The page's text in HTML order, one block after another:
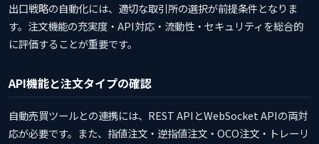
出口戦略の自動化には、適切な取引所の選択が前提条件となりま
す。注文機能の充実度・API対応・流動性・セキュリティを総合的
に評価することが重要です。
API機能と注文タイプの確認
自動売買ツールとの連携には、REST APIとWebSocket APIの両対
応が必要です。また、指値注文・逆指値注文・OCO注文・トレーリ